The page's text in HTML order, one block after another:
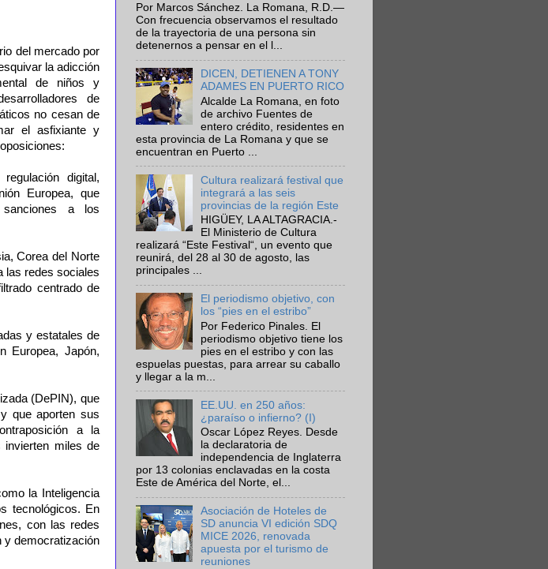
del mercado por
la adicción
de niños y
de
no cesan de
el asfixiante y
digital,
Europea, que
sanciones a los
Corea del Norte
las redes sociales
centrado de
y estatales de
Europea, Japón,
(DePIN), que
que aporten sus
a la
invierten miles de
la Inteligencia
tecnológicos. En
con las redes
y democratización
Por Marcos Sánchez. La Romana, R.D.—
Con frecuencia observamos el resultado
de la trayectoria de una persona sin
detenernos a pensar en el l...
DICEN, DETIENEN A TONY
ADAMES EN PUERTO RICO
Alcalde La Romana, en foto
de archivo Fuentes de
entero crédito, residentes en
esta provincia de La Romana y que se
encuentran en Puerto ...
Cultura realizará festival que
integrará a las seis
provincias de la región Este
HIGÜEY, LA ALTAGRACIA.-
El Ministerio de Cultura
realizará “Este Festival“, un evento que
reunirá, del 28 al 30 de agosto, las
principales ...
El periodismo objetivo, con
los “pies en el estribo”
Por Federico Pinales. El
periodismo objetivo tiene los
pies en el estribo y con las
espuelas puestas, para arrear su caballo
y llegar a la m...
EE.UU. en 250 años:
¿paraíso o infierno? (I)
Oscar López Reyes. Desde
la declaratoria de
independencia de Inglaterra
por 13 colonias enclavadas en la costa
Este de América del Norte, el...
Asociación de Hoteles de
SD anuncia VI edición SDQ
MICE 2026, renovada
apuesta por el turismo de
reuniones